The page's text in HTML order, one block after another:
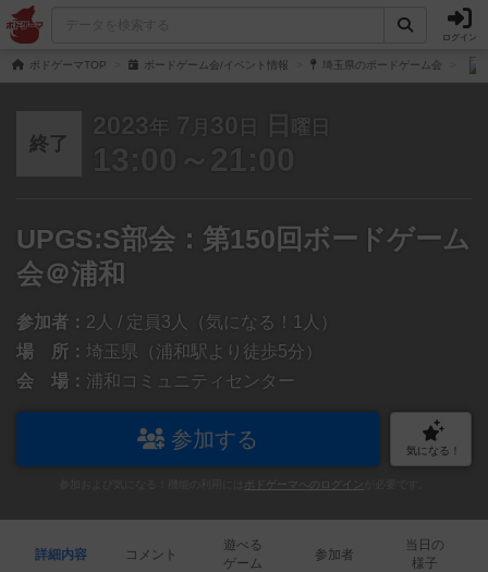
ログイン
ボドゲーマTOP ボードゲーム会/イベント情報 埼玉県のボードゲーム会
終了
2023年 7 月 30 日 日 曜日
13:00～21:00
UPGS:S部会：第150回ボードゲーム
会＠浦和
参加者： 2人 / 定員3人（気になる！1人）
場 所： 埼玉県（浦和駅より徒歩5分）
会 場： 浦和コミュニティセンター
参加する 気になる！
ボドゲーマへのログイン
詳細内容 コメント
遊べる
ゲーム
参加者
当日の
様子